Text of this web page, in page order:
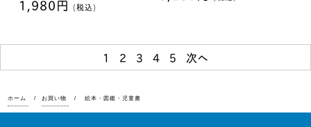
1,980円 (税込)
1 2 3 4 5 次へ
ホーム お買い物 絵本・図鑑・児童書